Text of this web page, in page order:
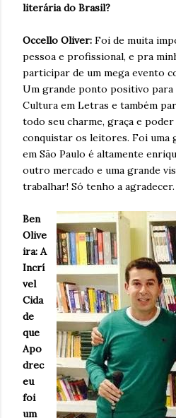
literária do Brasil?
Occello Oliver: Foi de muita
pessoa e profissional, e pra
participar de um mega evento
Um grande ponto positivo para
Cultura em Letras e também
todo seu charme, graça e
conquistar os leitores. Foi uma
em São Paulo é altamente
outro mercado e uma grande
trabalhar! Só tenho a agradecer.
Ben
Olive
ira: A
Incrí
vel
Cida
de
que
Apo
drec
eu
foi
um